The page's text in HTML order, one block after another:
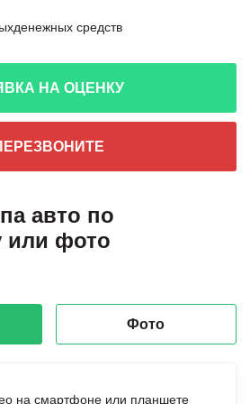
денежных средств
НА ОЦЕНКУ
авто по
или фото
Фото
на смартфоне или планшете